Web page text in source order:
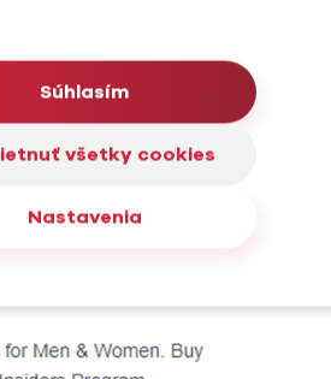
kombinácia titulkov a
a v tom horšom prípade
kampaň do štandardnej
Súhlasím
všetky cookies
Nastavenia